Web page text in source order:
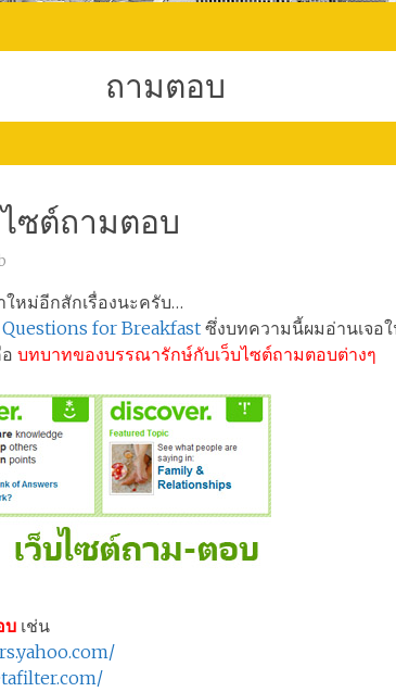
ถามตอบ
ซต์ถามตอบ
หม่อีกสักเรื่องนะครับ…
for Breakfast ซึ่งบทความนี้ผมอ่านเจอ
บทบาทของบรรณารักษ์กับเว็บไซต์ถามตอบต่างๆ
บ เช่น